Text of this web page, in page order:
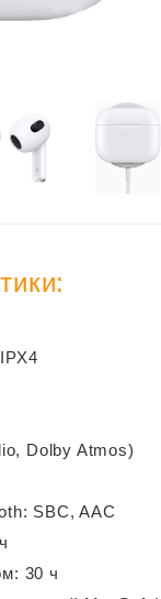
Dolby Atmos)
SBC, AAC
30 ч